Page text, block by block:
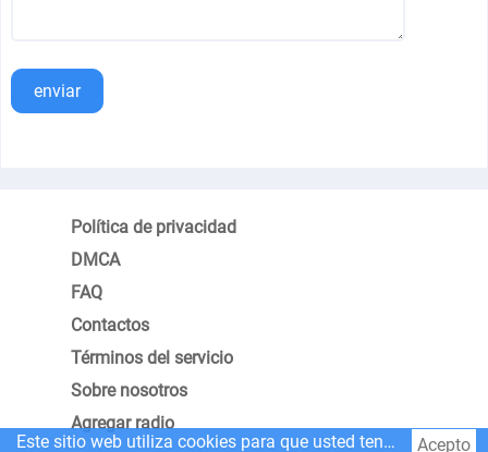
enviar
Política de privacidad
DMCA
FAQ
Contactos
Términos del servicio
Sobre nosotros
Agregar radio
Este sitio web utiliza cookies para que usted tenga la mejor experiencia.
Acepto